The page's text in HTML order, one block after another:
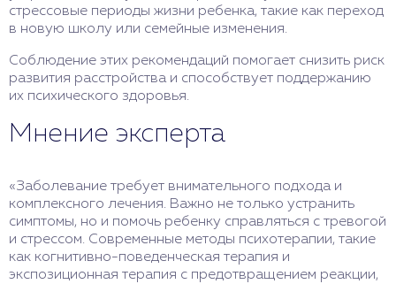
стрессовые периоды жизни ребенка, такие как переход
в новую школу или семейные изменения.
Соблюдение этих рекомендаций помогает снизить риск
развития расстройства и способствует поддержанию
их психического здоровья.
Мнение эксперта
«Заболевание требует внимательного подхода и
комплексного лечения. Важно не только устранить
симптомы, но и помочь ребенку справляться с тревогой
и стрессом. Современные методы психотерапии, такие
как когнитивно-поведенческая терапия и
экспозиционная терапия с предотвращением реакции,